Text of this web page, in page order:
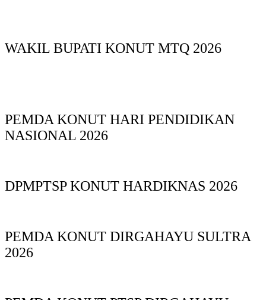
WAKIL BUPATI KONUT MTQ 2026
PEMDA KONUT HARI PENDIDIKAN
NASIONAL 2026
DPMPTSP KONUT HARDIKNAS 2026
PEMDA KONUT DIRGAHAYU SULTRA
2026